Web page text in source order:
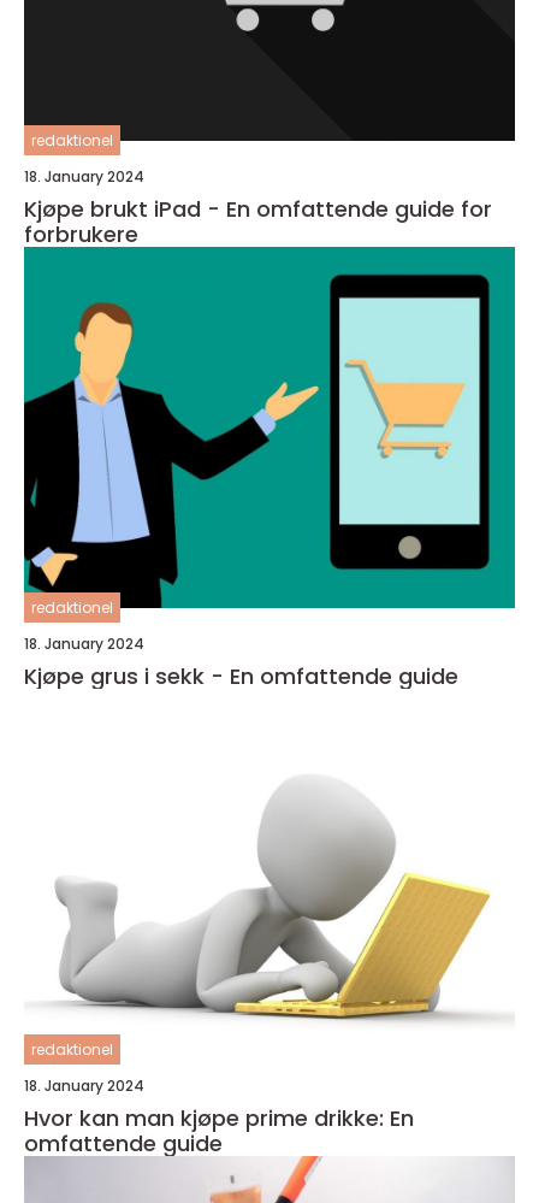
redaktionel
18. January 2024
Kjøpe brukt iPad - En omfattende guide for
forbrukere
redaktionel
18. January 2024
Kjøpe grus i sekk - En omfattende guide
redaktionel
18. January 2024
Hvor kan man kjøpe prime drikke: En
omfattende guide